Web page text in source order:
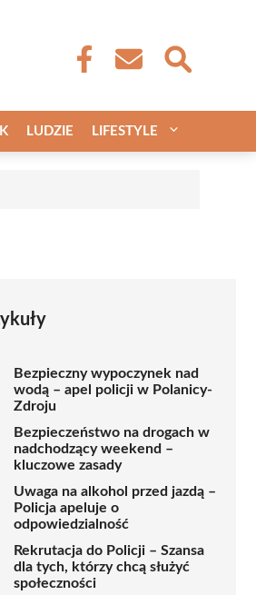
LUDZIE LIFESTYLE
Bezpieczny wypoczynek nad
wodą – apel policji w Polanicy-
Zdroju
Bezpieczeństwo na drogach w
nadchodzący weekend –
kluczowe zasady
Uwaga na alkohol przed jazdą –
Policja apeluje o
odpowiedzialność
Rekrutacja do Policji – Szansa
dla tych, którzy chcą służyć
społeczności